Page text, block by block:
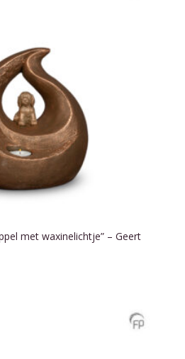
met waxinelichtje” – Geert